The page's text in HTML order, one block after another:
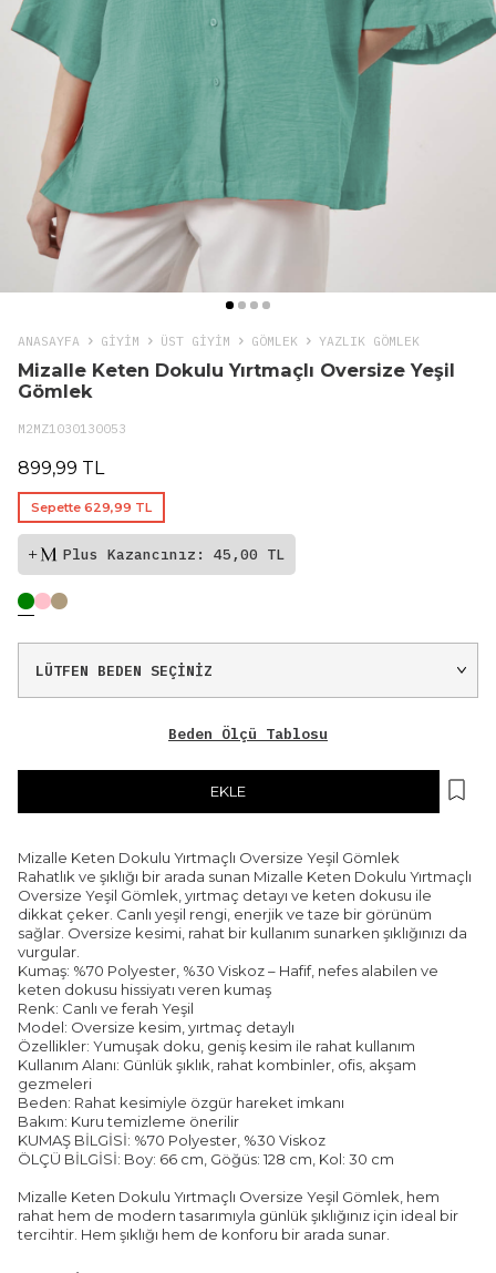
ANASAYFA GIYIM ÜST GİYİM GÖMLEK YAZLIK GÖMLEK
Mizalle Keten Dokulu Yırtmaçlı Oversize Yeşil
Gömlek
M2MZ1030130053
899,99 TL
Sepette 629,99 TL
Plus Kazancınız: 45,00 TL
Beden Ölçü Tablosu
EKLE
Mizalle Keten Dokulu Yırtmaçlı Oversize Yeşil Gömlek
Rahatlık ve şıklığı bir arada sunan Mizalle Keten Dokulu Yırtmaçlı
Oversize Yeşil Gömlek, yırtmaç detayı ve keten dokusu ile
dikkat çeker. Canlı yeşil rengi, enerjik ve taze bir görünüm
sağlar. Oversize kesimi, rahat bir kullanım sunarken şıklığınızı da
vurgular.
Kumaş: %70 Polyester, %30 Viskoz – Hafif, nefes alabilen ve
keten dokusu hissiyatı veren kumaş
Renk: Canlı ve ferah Yeşil
Model: Oversize kesim, yırtmaç detaylı
Özellikler: Yumuşak doku, geniş kesim ile rahat kullanım
Kullanım Alanı: Günlük şıklık, rahat kombinler, ofis, akşam
gezmeleri
Beden: Rahat kesimiyle özgür hareket imkanı
Bakım: Kuru temizleme önerilir
KUMAŞ BİLGİSİ: %70 Polyester, %30 Viskoz
ÖLÇÜ BİLGİSİ: Boy: 66 cm, Göğüs: 128 cm, Kol: 30 cm
Mizalle Keten Dokulu Yırtmaçlı Oversize Yeşil Gömlek, hem
rahat hem de modern tasarımıyla günlük şıklığınız için ideal bir
tercihtir. Hem şıklığı hem de konforu bir arada sunar.